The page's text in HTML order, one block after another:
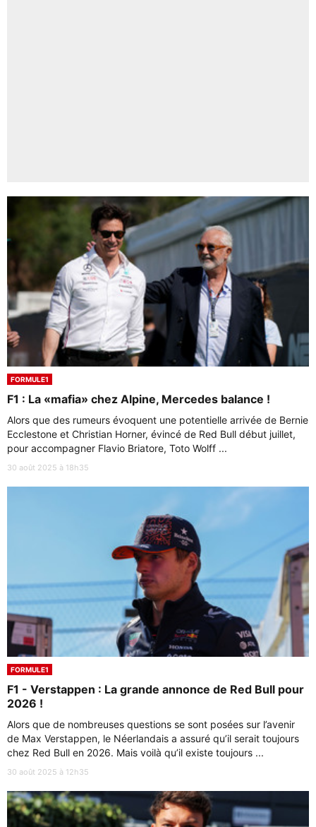
FORMULE1
F1 : La «mafia» chez Alpine, Mercedes balance !
Alors que des rumeurs évoquent une potentielle arrivée de Bernie
Ecclestone et Christian Horner, évincé de Red Bull début juillet,
pour accompagner Flavio Briatore, Toto Wolff ...
30 août 2025 à 18h35
FORMULE1
F1 - Verstappen : La grande annonce de Red Bull pour
2026 !
Alors que de nombreuses questions se sont posées sur l’avenir
de Max Verstappen, le Néerlandais a assuré qu’il serait toujours
chez Red Bull en 2026. Mais voilà qu’il existe toujours ...
30 août 2025 à 12h35